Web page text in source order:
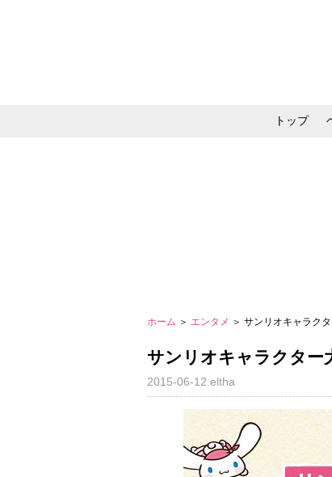
トップ
ホーム ＞ エンタメ ＞ サンリオキャラ
サンリオキャラクタ
2015-06-12 eltha